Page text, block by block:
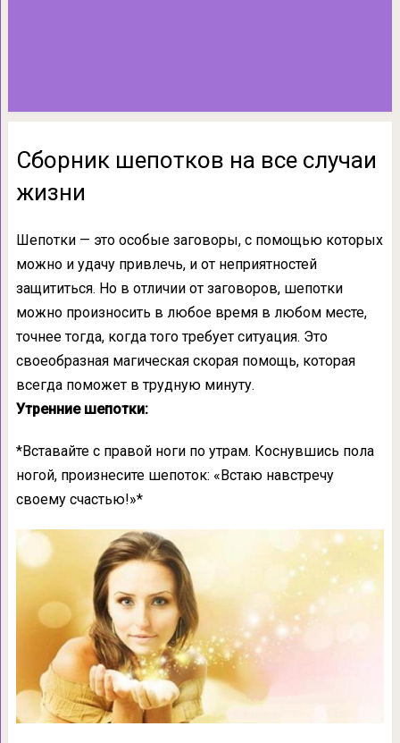
Сборник шепотков на все случаи
жизни
Шепотки — это особые заговоры, с помощью которых
можно и удачу привлечь, и от неприятностей
защититься. Но в отличии от заговоров, шепотки
можно произносить в любое время в любом месте,
точнее тогда, когда того требует ситуация. Это
своеобразная магическая скорая помощь, которая
всегда поможет в трудную минуту.
Утренние шепотки:
*Вставайте с правой ноги по утрам. Коснувшись пола
ногой, произнесите шепоток: «Встаю навстречу
своему счастью!»*